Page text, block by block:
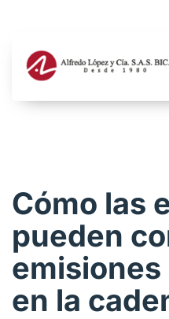
Cómo las
pueden
en la